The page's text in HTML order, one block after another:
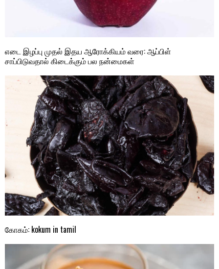
எடை இழப்பு முதல் இதய ஆரோக்கியம் வரை: ஆப்பிள்
சாப்பிடுவதால் கிடைக்கும் பல நன்மைகள்
கோகம்: kokum in tamil